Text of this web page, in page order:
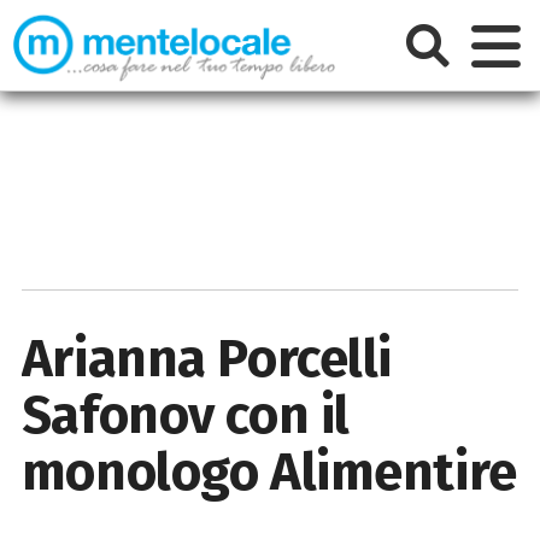
Arianna Porcelli
Safonov con il
monologo Alimentire